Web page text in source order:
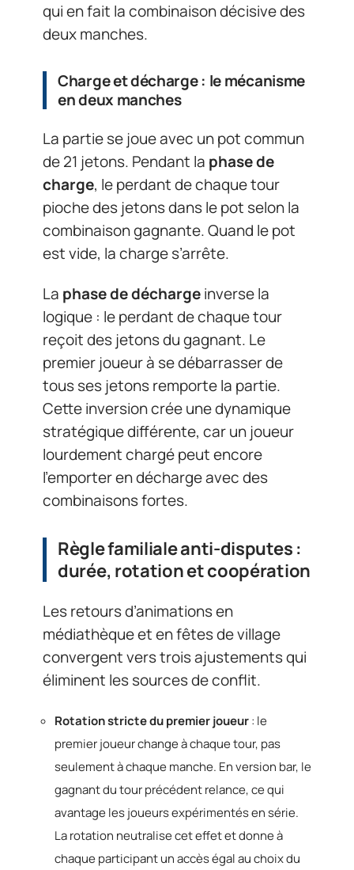
qui en fait la combinaison décisive des
deux manches.
Charge et décharge : le mécanisme
en deux manches
La partie se joue avec un pot commun
de 21 jetons. Pendant la phase de
charge, le perdant de chaque tour
pioche des jetons dans le pot selon la
combinaison gagnante. Quand le pot
est vide, la charge s’arrête.
La phase de déchargeinverse la
logique : le perdant de chaque tour
reçoit des jetons du gagnant. Le
premier joueur à se débarrasser de
tous ses jetons remporte la partie.
Cette inversion crée une dynamique
stratégique différente, car un joueur
lourdement chargé peut encore
l’emporter en décharge avec des
combinaisons fortes.
Règle familiale anti-disputes :
durée, rotation et coopération
Les retours d’animations en
médiathèque et en fêtes de village
convergent vers trois ajustements qui
éliminent les sources de conflit.
Rotation stricte du premier joueur: le
premier joueur change à chaque tour, pas
seulement à chaque manche. En version bar, le
gagnant du tour précédent relance, ce qui
avantage les joueurs expérimentés en série.
La rotation neutralise cet effet et donne à
chaque participant un accès égal au choix du